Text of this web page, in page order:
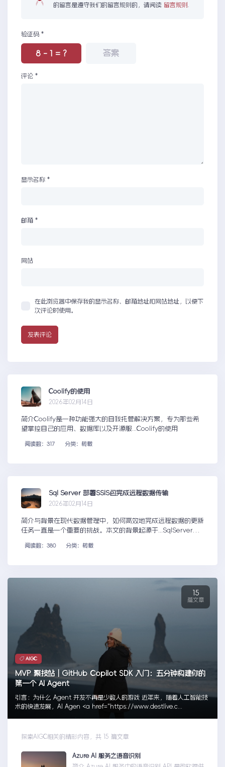
的留言是遵守我们的留言规则的，请阅读 留言规则
验证码 *
8 - 1 = ?
评论 *
显示名称 *
邮箱 *
网站
在此浏览器中保存我的显示名称、邮箱地址和网站地址，以便下
次评论时使用。
Coolify的使用
2026年02月14日
简介Coolify是一种功能强大的自我托管解决方案，专为那些希
望掌控自己的应用、数据库以及开源服...Coolify的使用
阅读数：317 分类：转载
Sql Server 部署SSIS包完成远程数据传输
2026年02月14日
简介与背景在现代数据管理中，如何高效地完成远程数据的更新
任务一直是一个重要的挑战。本文的背景起源于...SqlServer部
阅读数：380 分类：转载
AIGC
MVP 聚技站｜GitHub Copilot SDK 入门：五分钟构建你的
第一个 AI Agent
引言：为什么 Agent 开发不再是少数人的游戏 近年来，随着人工智能技
术的快速发展，AI Agen <a href="https://www.destlive.c...
15
篇文章
探索AIGC相关的精彩内容，共 15 篇文章
Azure AI 服务之语音识别